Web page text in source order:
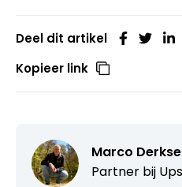
Deel dit artikel
Kopieer link
Marco
Partner bij